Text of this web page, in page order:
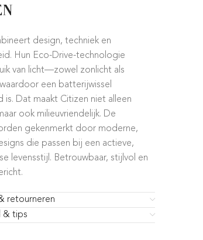
design, techniek en
Hun Eco-Drive-technologie
van licht—zowel zonlicht als
een batterijwissel
is. Dat maakt Citizen niet alleen
ook milieuvriendelijk. De
gekenmerkt door moderne,
die passen bij een actieve,
levensstijl. Betrouwbaar, stijlvol en
retourneren
& tips